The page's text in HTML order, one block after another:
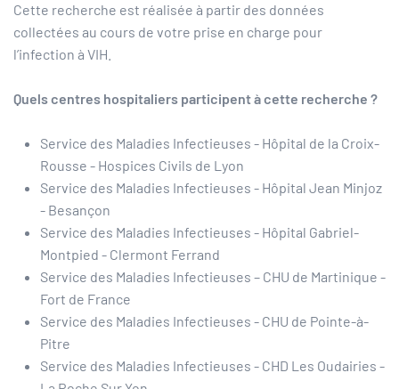
Cette recherche est réalisée à partir des données
collectées au cours de votre prise en charge pour
l’infection à VIH.
Quels centres hospitaliers participent à cette recherche ?
Service des Maladies Infectieuses - Hôpital de la Croix-
Rousse - Hospices Civils de Lyon
Service des Maladies Infectieuses - Hôpital Jean Minjoz
- Besançon
Service des Maladies Infectieuses - Hôpital Gabriel-
Montpied - Clermont Ferrand
Service des Maladies Infectieuses – CHU de Martinique -
Fort de France
Service des Maladies Infectieuses - CHU de Pointe-à-
Pitre
Service des Maladies Infectieuses - CHD Les Oudairies -